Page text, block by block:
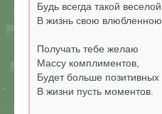
Будь всегда такой веселой,
В жизнь свою влюбленною.
Получать тебе желаю
Массу комплиментов,
Будет больше позитивных
В жизни пусть моментов.